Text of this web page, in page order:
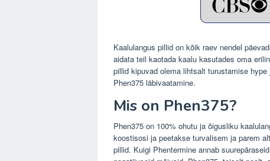
Kaalulangus pillid on kõik raev nendel
aidata teil kaotada kaalu kasutades oma
pillid kipuvad olema lihtsalt turustamise
Phen375 läbivaatamine.
Mis on Phen375?
Phen375 on 100% ohutu ja õigusliku
koostisosi ja peetakse turvalisem ja parem
pillid. Kuigi Phentermine annab